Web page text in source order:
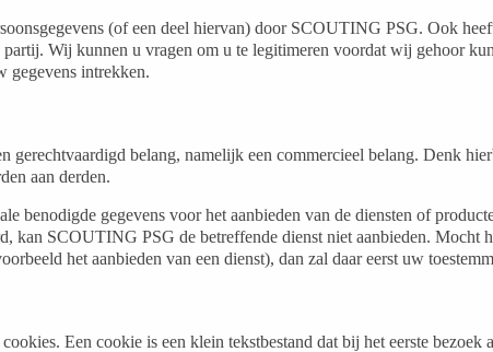
(of een deel hiervan) door SCOUTING PSG. Ook
Wij kunnen u vragen om u te legitimeren voordat wij gehoor
gegevens intrekken.
belang, namelijk een commercieel belang. Denk
aan derden.
benodigde gegevens voor het aanbieden van de diensten of
kan SCOUTING PSG de betreffende dienst niet aanbieden.
het aanbieden van een dienst), dan zal daar eerst uw
Een cookie is een klein tekstbestand dat bij het eerste